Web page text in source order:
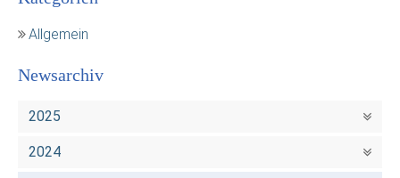
Allgemein
Newsarchiv
2025
2024